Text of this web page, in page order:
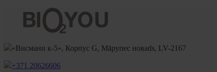
«Висмани к-5», Корпус G, Māрупес новads, LV-2167
+371 20626606